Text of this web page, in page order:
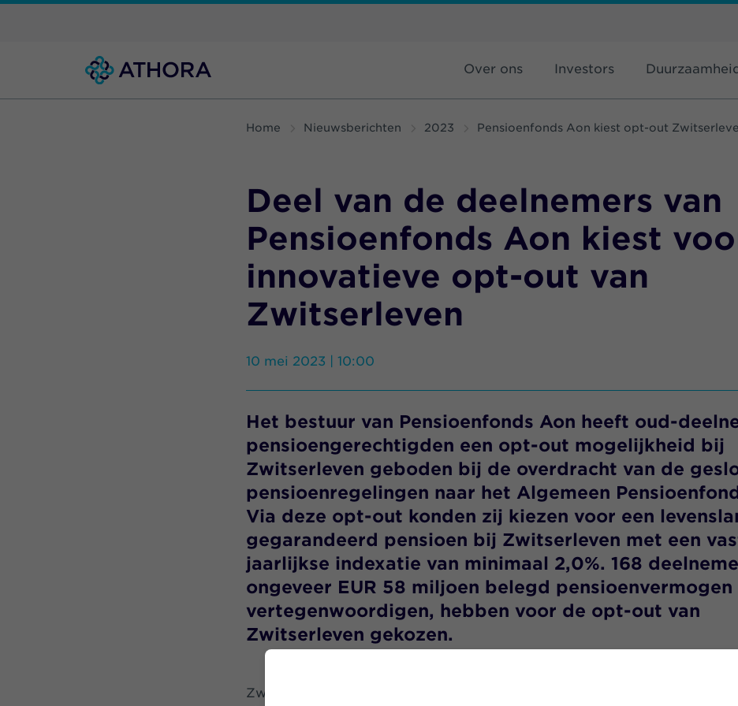
Over ons Investors
Home Nieuwsberichten 2023 Pensioenfonds Aon kiest opt-out
Deel van de deelnemers van
Pensioenfonds Aon kiest
innovatieve opt-out van
Zwitserleven
10 mei 2023 | 10:00
Het bestuur van Pensioenfonds Aon heeft oud-
pensioengerechtigden een opt-out mogelijkheid bij
Zwitserleven geboden bij de overdracht van de
pensioenregelingen naar het Algemeen Pens
Via deze opt-out konden zij kiezen voor een
gegarandeerd pensioen bij Zwitserleven met een
jaarlijkse indexatie van minimaal 2,0%. 168
ongeveer EUR 58 miljoen belegd pensioenvermogen
vertegenwoordigen, hebben voor de opt-out van
Zwitserleven gekozen.
Zwitserleven heeft samen met het pensioenfondsbestuur een